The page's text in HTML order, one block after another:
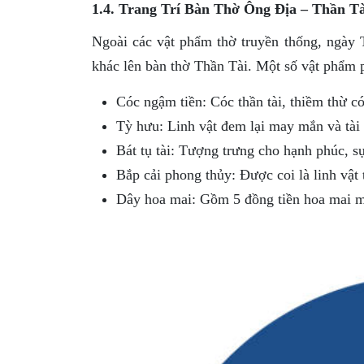
1.4. Trang Trí Bàn Thờ Ông Địa – Thần
Ngoài các vật phẩm thờ truyền thống,
khác lên bàn thờ Thần Tài. Một số vật phẩm
Cóc ngậm tiền: Cóc thần tài, thiềm thừ
Tỳ hưu: Linh vật đem lại may mắn và tài
Bát tụ tài: Tượng trưng cho hạnh phúc,
Bắp cải phong thủy: Được coi là linh vật
Dây hoa mai: Gồm 5 đồng tiền hoa mai